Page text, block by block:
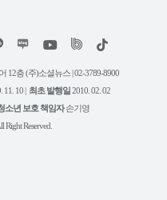
위
트
유
튜
틱
12층 (주)소셜뉴스 | 02-3789-8900
11. 10 | 최초 발행일 2010. 02. 02
소년 보호 책임자손기영
Right Reserved.